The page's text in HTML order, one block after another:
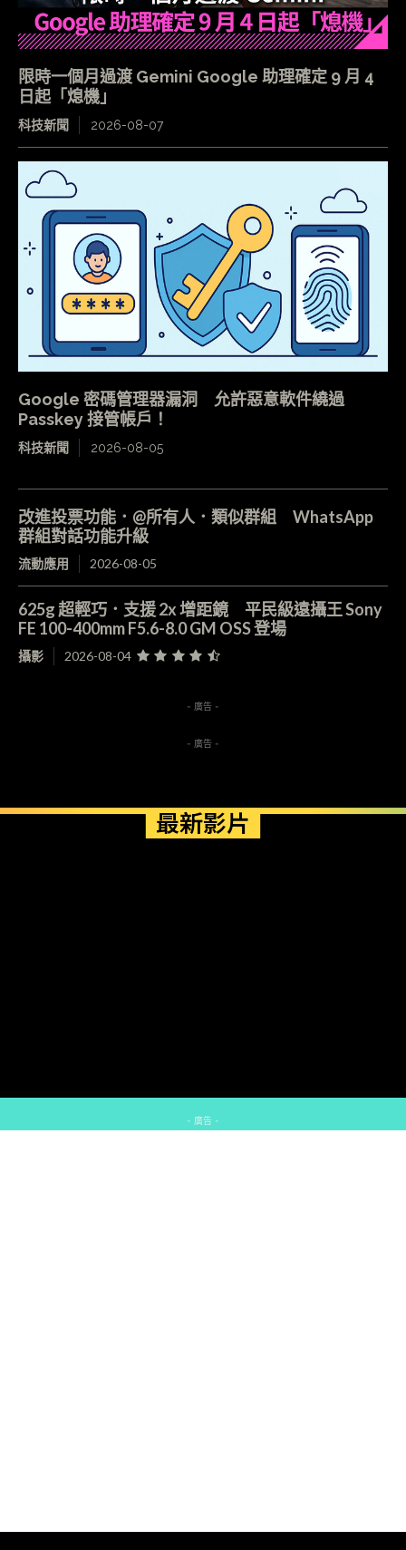
限時一個月過渡 Gemini Google 助理確定 9 月 4
日起「熄機」
科技新聞 2026-08-07
Google 密碼管理器漏洞 允許惡意軟件繞過
Passkey 接管帳戶！
科技新聞 2026-08-05
改進投票功能．@所有人．類似群組 WhatsApp
群組對話功能升級
流動應用 2026-08-05
625g 超輕巧．支援 2x 增距鏡 平民級遠攝王 Sony
FE 100-400mm F5.6-8.0 GM OSS 登場
攝影 2026-08-04
- 廣告 -
- 廣告 -
最新影片
- 廣告 -